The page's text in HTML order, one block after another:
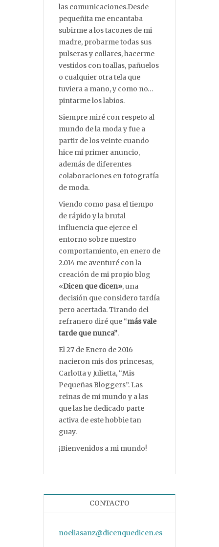
las comunicaciones.Desde
pequeñita me encantaba
subirme a los tacones de mi
madre, probarme todas sus
pulseras y collares, hacerme
vestidos con toallas, pañuelos
o cualquier otra tela que
tuviera a mano, y como no…
pintarme los labios.
Siempre miré con respeto al
mundo de la moda y fue a
partir de los veinte cuando
hice mi primer anuncio,
además de diferentes
colaboraciones en fotografía
de moda.
Viendo como pasa el tiempo
de rápido y la brutal
influencia que ejerce el
entorno sobre nuestro
comportamiento, en enero de
2.014 me aventuré con la
creación de mi propio blog
«Dicen que dicen», una
decisión que considero tardía
pero acertada. Tirando del
refranero diré que “más vale
tarde que nunca”.
El 27 de Enero de 2016
nacieron mis dos princesas,
Carlotta y Julietta, “Mis
Pequeñas Bloggers”. Las
reinas de mi mundo y a las
que las he dedicado parte
activa de este hobbie tan
guay.
¡Bienvenidos a mi mundo!
CONTACTO
noeliasanz@dicenquedicen.es